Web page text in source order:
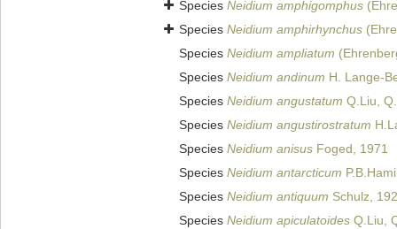
Species Neidium amphigomphus
Species Neidium amphirhynchus
Species Neidium ampliatum
Species Neidium andinum H. Lange-
Species Neidium angustatum Q.Liu,
Species Neidium angustirostratum
Species Neidium anisus Foged, 1971
Species Neidium antarcticum
Species Neidium antiquum Schulz,
Species Neidium apiculatoides Q.Liu,